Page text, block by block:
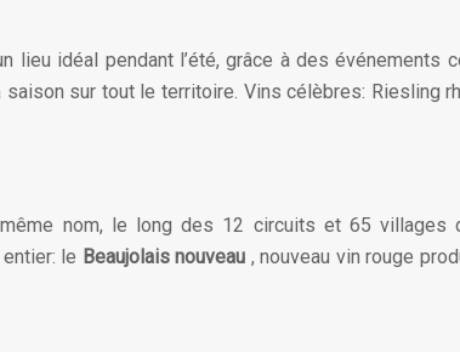
idéal pendant l’été, grâce à des événements
sur tout le territoire. Vins célèbres: Riesling
nom, le long des 12 circuits et 65 villages
le Beaujolais nouveau , nouveau vin rouge